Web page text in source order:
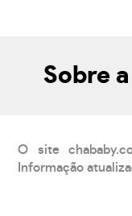
Sobre
O site
Informação